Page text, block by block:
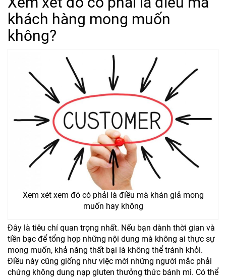
khách hàng mong muốn
không?
Xem xét xem đó có phải là điều mà khán giả mong
muốn hay không
Đây là tiêu chí quan trọng nhất. Nếu bạn dành thời gian và
tiền bạc để tổng hợp những nội dung mà không ai thực sự
mong muốn, khả năng thất bại là không thể tránh khỏi.
Điều này cũng giống như việc mời những người mắc phải
chứng không dung nạp gluten thưởng thức bánh mì. Có thể